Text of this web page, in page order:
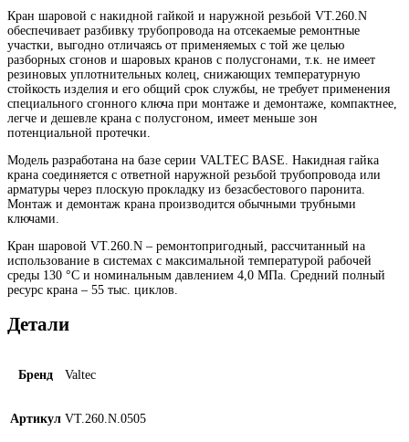
Кран шаровой с накидной гайкой и наружной резьбой VT.260.N
обеспечивает разбивку трубопровода на отсекаемые ремонтные
участки, выгодно отличаясь от применяемых с той же целью
разборных сгонов и шаровых кранов с полусгонами, т.к. не имеет
резиновых уплотнительных колец, снижающих температурную
стойкость изделия и его общий срок службы, не требует применения
специального сгонного ключа при монтаже и демонтаже, компактнее,
легче и дешевле крана с полусгоном, имеет меньше зон
потенциальной протечки.
Модель разработана на базе серии VALTEC BASE. Накидная гайка
крана соединяется с ответной наружной резьбой трубопровода или
арматуры через плоскую прокладку из безасбестового паронита.
Монтаж и демонтаж крана производится обычными трубными
ключами.
Кран шаровой VT.260.N – ремонтопригодный, рассчитанный на
использование в системах с максимальной температурой рабочей
среды 130 °C и номинальным давлением 4,0 МПа. Средний полный
ресурс крана – 55 тыс. циклов.
Детали
Бренд Valtec
Артикул VT.260.N.0505